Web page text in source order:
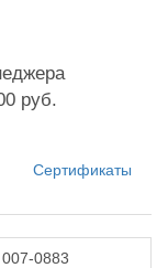
руб.
Сертификаты
007-0883